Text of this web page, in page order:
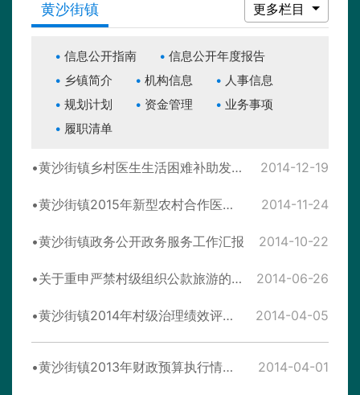
黄沙街镇 更多栏目
信息公开指南
信息公开年度报告
乡镇简介
机构信息
人事信息
规划计划
资金管理
业务事项
履职清单
黄沙街镇乡村医生生活困难补助发放实施方案 2014-12-19
黄沙街镇2015年新型农村合作医疗实施方案 2014-11-24
黄沙街镇政务公开政务服务工作汇报 2014-10-22
关于重申严禁村级组织公款旅游的通知 2014-06-26
黄沙街镇2014年村级治理绩效评估实施方案 2014-04-05
黄沙街镇2013年财政预算执行情况和2014年财政预算（草案） 2014-04-01